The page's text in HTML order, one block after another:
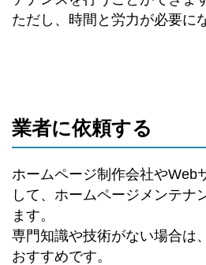
ただし、時間と労力が必要に
業者に依頼する
ホームページ制作会社やWeb
して、ホームページメンテナ
ます。
専門知識や技術がない場合は
おすすめです。